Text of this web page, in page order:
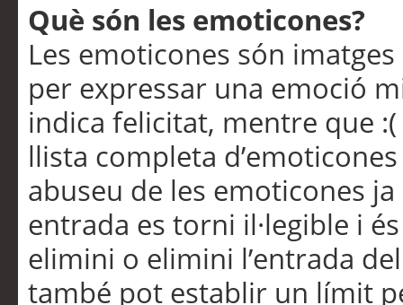
Què són les emoticones?
Les emoticones són
per expressar una emoció
indica felicitat, mentre que
llista completa
abuseu de les emoticones
entrada es torni il·legible i
elimini o elimini l’entrada
també pot establir un límit